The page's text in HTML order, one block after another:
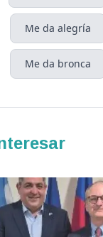
Me da alegría
Me da bronca